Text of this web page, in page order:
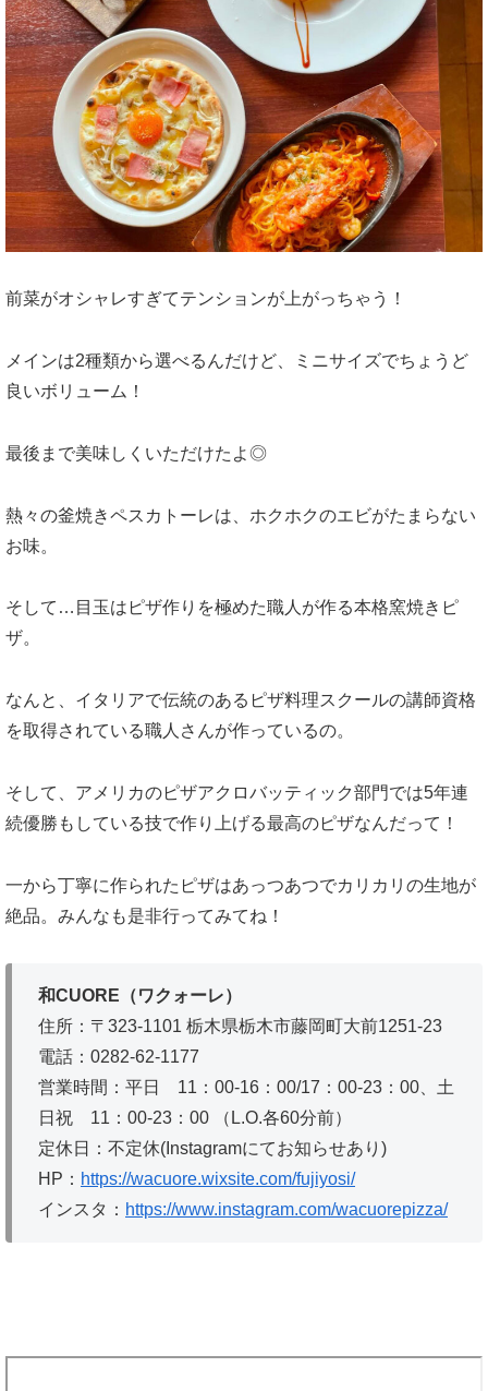
前菜がオシャレすぎてテンションが上がっちゃう！
メインは2種類から選べるんだけど、ミニサイズでちょうど
良いボリューム！
最後まで美味しくいただけたよ◎
熱々の釜焼きペスカトーレは、ホクホクのエビがたまらない
お味。
そして…目玉はピザ作りを極めた職人が作る本格窯焼きピ
ザ。
なんと、イタリアで伝統のあるピザ料理スクールの講師資格
を取得されている職人さんが作っているの。
そして、アメリカのピザアクロバッティック部門では5年連
続優勝もしている技で作り上げる最高のピザなんだって！
一から丁寧に作られたピザはあっつあつでカリカリの生地が
絶品。みんなも是非行ってみてね！
和CUORE（ワクォーレ）
住所：〒323-1101 栃木県栃木市藤岡町大前1251-23
電話：0282-62-1177
営業時間：平日 11：00-16：00/17：00-23：00、土
日祝 11：00-23：00 （L.O.各60分前）
定休日：不定休(Instagramにてお知らせあり)
HP： https://wacuore.wixsite.com/fujiyosi/
インスタ： https://www.instagram.com/wacuorepizza/